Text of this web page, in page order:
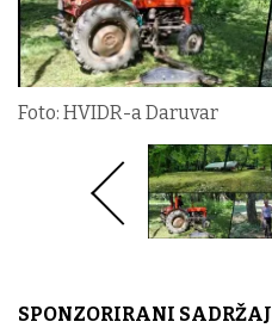
Foto: HVIDR-a Daruvar
SPONZORIRANI SADRŽAJ